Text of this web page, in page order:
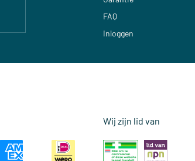
FAQ
Inloggen
Wij zijn lid van